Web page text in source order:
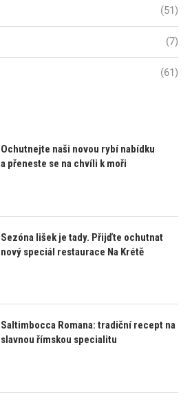
(51)
(7)
(61)
Ochutnejte naši novou rybí nabídku
a přeneste se na chvíli k moři
Sezóna lišek je tady. Přijďte ochutnat
nový speciál restaurace Na Krétě
Saltimbocca Romana: tradiční recept na
slavnou římskou specialitu